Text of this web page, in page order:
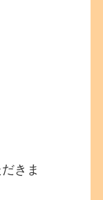
きま